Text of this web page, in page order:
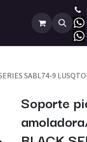
SABL74-9
Soporte